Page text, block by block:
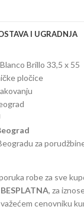
I UGRADNJA
Brillo 33,5 x 55
pločice
robe za sve
BESPLATNA, za
cenovniku